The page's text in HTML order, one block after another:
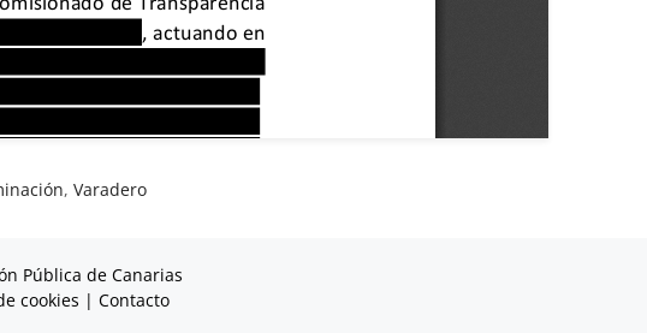
,Varadero
Pública de Canarias
cookies | Contacto